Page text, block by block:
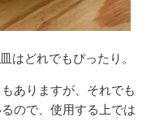
はどれでもぴったり。
ありますが、それでも
ので、使用する上では